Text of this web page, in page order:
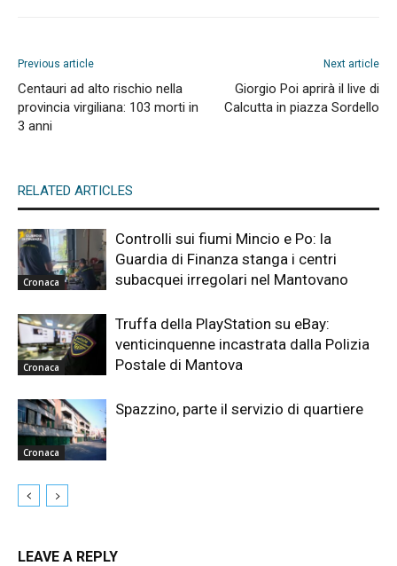
Previous article
Centauri ad alto rischio nella
provincia virgiliana: 103 morti in
3 anni
Next article
Giorgio Poi aprirà il live di
Calcutta in piazza Sordello
RELATED ARTICLES
Cronaca
Controlli sui fiumi Mincio e Po: la
Guardia di Finanza stanga i centri
subacquei irregolari nel Mantovano
Cronaca
Truffa della PlayStation su eBay:
venticinquenne incastrata dalla Polizia
Postale di Mantova
Cronaca
Spazzino, parte il servizio di quartiere
LEAVE A REPLY